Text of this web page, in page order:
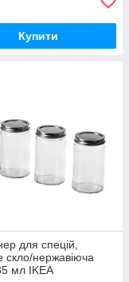
Купити
для спецій,
скло/нержавіюча
мл IKEA